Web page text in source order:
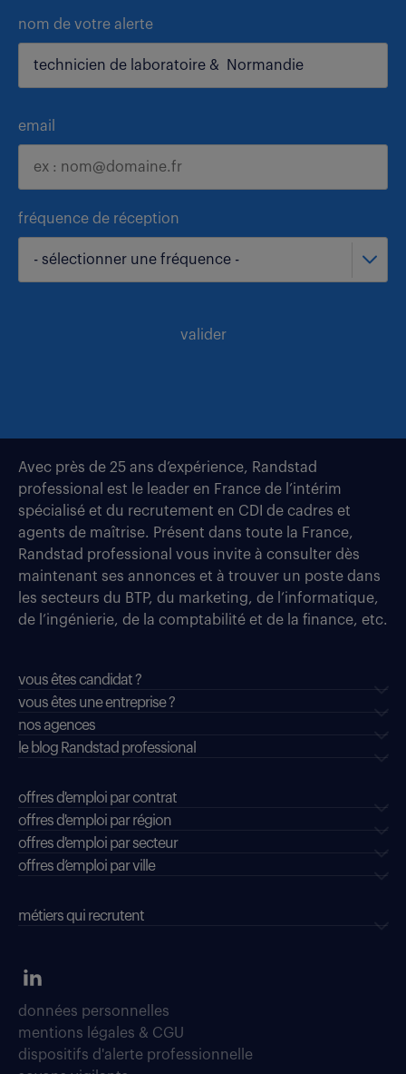
nom de votre alerte
email
fréquence de réception
- sélectionner une fréquence -
valider
Avec près de 25 ans d’expérience, Randstad
professional est le leader en France de l’intérim
spécialisé et du recrutement en CDI de cadres et
agents de maîtrise. Présent dans toute la France,
Randstad professional vous invite à consulter dès
maintenant ses annonces et à trouver un poste dans
les secteurs du BTP, du marketing, de l’informatique,
de l’ingénierie, de la comptabilité et de la finance, etc.
vous êtes candidat ?
vous êtes une entreprise ?
nos agences
le blog Randstad professional
offres d'emploi par contrat
offres d'emploi par région
offres d'emploi par secteur
offres d’emploi par ville
métiers qui recrutent
données personnelles
mentions légales & CGU
dispositifs d'alerte professionnelle